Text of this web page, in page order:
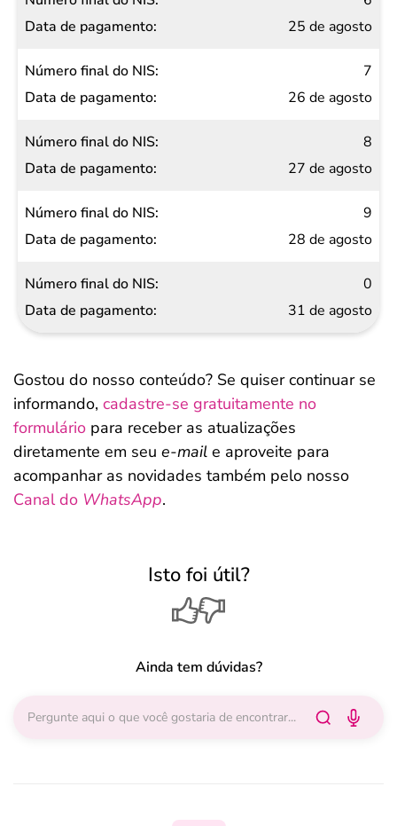
25 de agosto
7
26 de agosto
8
27 de agosto
9
28 de agosto
0
31 de agosto
Gostou do nosso conteúdo? Se quiser continuar se
informando, cadastre-se gratuitamente no
formulário para receber as atualizações
diretamente em seu e-mail e aproveite para
acompanhar as novidades também pelo nosso
Canal do WhatsApp.
Isto foi útil?
Ainda tem dúvidas?